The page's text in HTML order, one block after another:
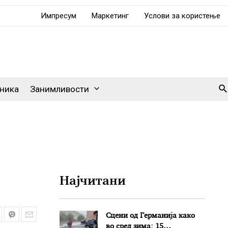
Импресум Маркетинг Услови за користење
Занимливости
Најчитани
Сцени од Германија како
во сред зима: 15